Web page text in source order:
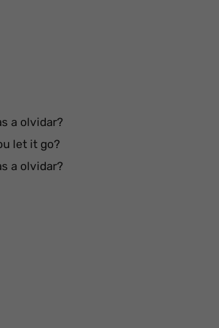
a olvidar?
let it go?
a olvidar?